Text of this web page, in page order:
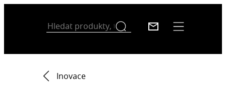
Inovace